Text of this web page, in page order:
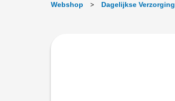
Webshop > Dagelijkse Verzorging